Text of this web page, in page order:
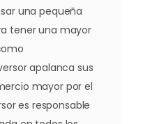
una pequeña
tener una mayor
apalanca sus
mayor por el
es responsable